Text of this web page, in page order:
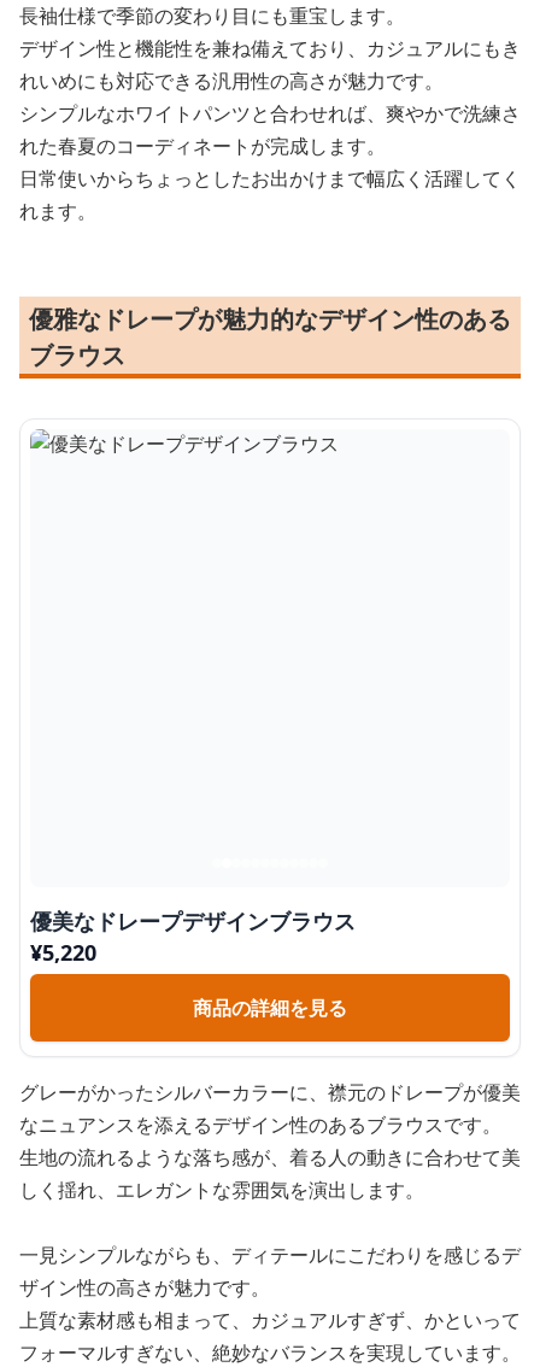
長袖仕様で季節の変わり目にも重宝します。
デザイン性と機能性を兼ね備えており、カジュアルにもき
れいめにも対応できる汎用性の高さが魅力です。
シンプルなホワイトパンツと合わせれば、爽やかで洗練さ
れた春夏のコーディネートが完成します。
日常使いからちょっとしたお出かけまで幅広く活躍してく
れます。
優雅なドレープが魅力的なデザイン性のある
ブラウス
優美なドレープデザインブラウス
¥5,220
商品の詳細を見る
グレーがかったシルバーカラーに、襟元のドレープが優美
なニュアンスを添えるデザイン性のあるブラウスです。
生地の流れるような落ち感が、着る人の動きに合わせて美
しく揺れ、エレガントな雰囲気を演出します。
一見シンプルながらも、ディテールにこだわりを感じるデ
ザイン性の高さが魅力です。
上質な素材感も相まって、カジュアルすぎず、かといって
フォーマルすぎない、絶妙なバランスを実現しています。